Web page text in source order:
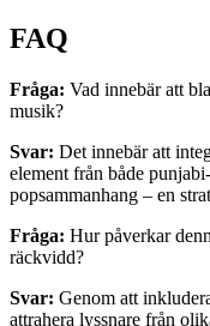
FAQ
Fråga: Vad innebär att
musik?
Svar: Det innebär att
element från både
popsammanhang – en
Fråga: Hur påverkar
räckvidd?
Svar: Genom att
attrahera lyssnare från